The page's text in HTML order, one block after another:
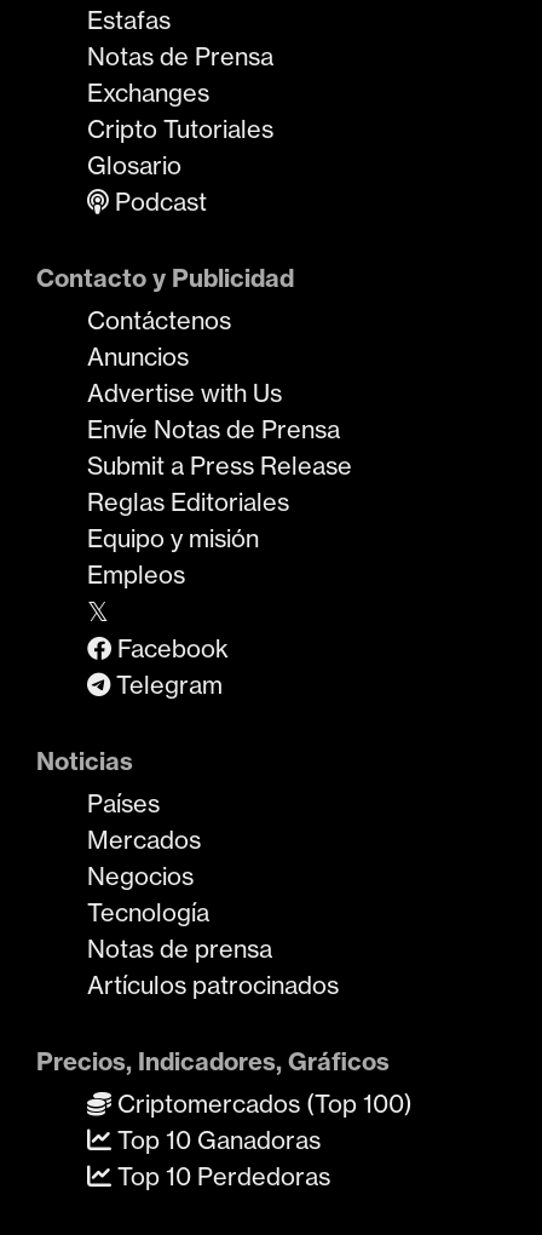
Estafas
Notas de Prensa
Exchanges
Cripto Tutoriales
Glosario
Podcast
Contacto y Publicidad
Contáctenos
Anuncios
Advertise with Us
Envíe Notas de Prensa
Submit a Press Release
Reglas Editoriales
Equipo y misión
Empleos
𝕏
Facebook
Telegram
Noticias
Países
Mercados
Negocios
Tecnología
Notas de prensa
Artículos patrocinados
Precios, Indicadores, Gráficos
Criptomercados (Top 100)
Top 10 Ganadoras
Top 10 Perdedoras